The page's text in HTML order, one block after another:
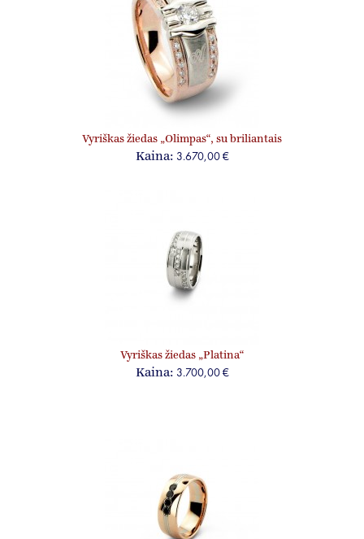
Vyriškas žiedas „Olimpas“, su briliantais
Kaina: 3.670,00 €
Vyriškas žiedas „Platina“
Kaina: 3.700,00 €